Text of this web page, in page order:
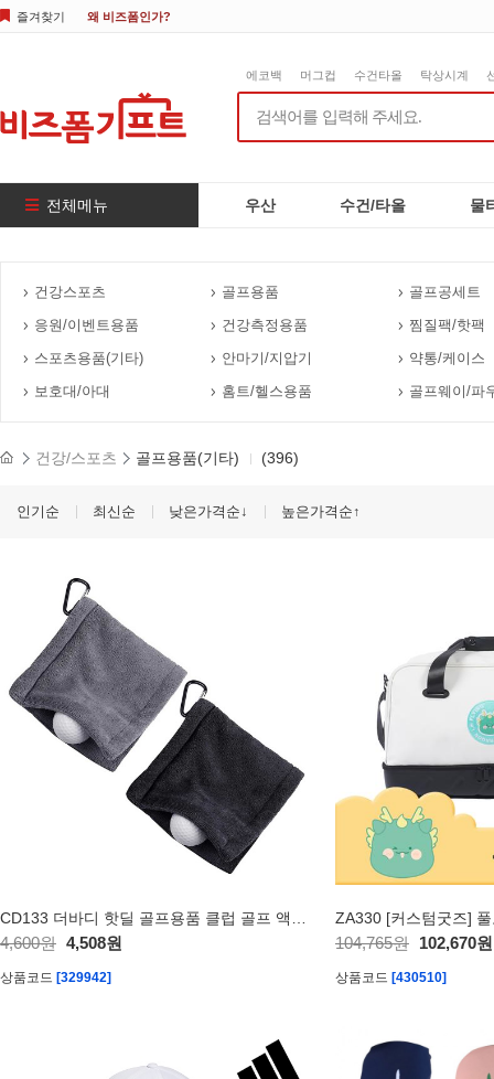
즐겨찾기 왜 비즈폼인가?
에코백 머그컵 수건타올 탁상시계
전체메뉴 우산 수건/타올 물
건강스포츠 골프용품
골프공세트
응원/이벤트용품
건강측정용품
찜질팩/핫팩
스포츠용품(기타)
안마기/지압기
약통/케이스
보호대/아대
홈트/헬스용품 골프웨이/파
건강/스포츠 골프용품(기타) (396)
인기순 최신순 낮은가격순↓ 높은가격순↑
4,600원 4,508원
상품코드 [329942]
104,765원 102,670원
상품코드 [430510]